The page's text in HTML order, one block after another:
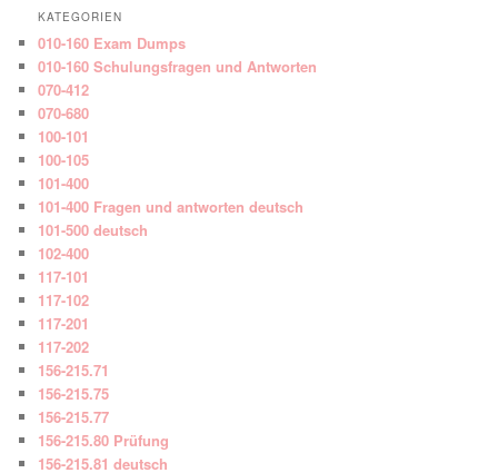
KATEGORIEN
010-160 Exam Dumps
010-160 Schulungsfragen und Antworten
070-412
070-680
100-101
100-105
101-400
101-400 Fragen und antworten deutsch
101-500 deutsch
102-400
117-101
117-102
117-201
117-202
156-215.71
156-215.75
156-215.77
156-215.80 Prüfung
156-215.81 deutsch